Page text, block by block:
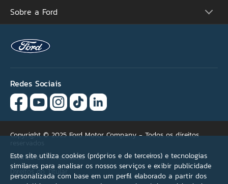
Este site utiliza cookies (próprios e de terceiros) e tecnologias
similares para analisar os nossos serviços e exibir publicidade
personalizada com base em um perfil elaborado a partir dos
Ofertas
Concessionárias
Acessórios Ford
Serviços Financeiros
Simule seu Financiamento
Plano Ford Sempre
Atualização Sync
Proprietários
Recall
Ford Protect
Revisão Preço Fixo Ford
Agende seu Serviço
Garantia
Quick Lane®
Sobre a Ford
Carreiras
Programa de Estágio
Ford Global
Notícias
Fale Conosco
Redes Sociais
Copyright © 2025 Ford Motor Company - Todos os direitos
Política de Privacidade
Direitos do Titular